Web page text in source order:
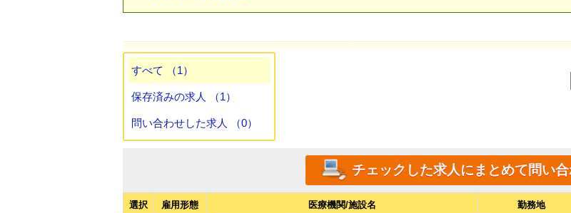
すべて （1）
保存済みの求人 （1）
問い合わせした求人 （0）
選択 雇用形態 医療機関/施設名 勤務地